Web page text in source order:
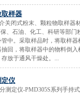
样器
关闭式粉末、颗粒物取样器
、石油、化工、科研等部
中。采取样品时，将取样
回，将取样器中的物料倒
放于通风干燥处。...
定仪
测定仪-PMD305S系列手持